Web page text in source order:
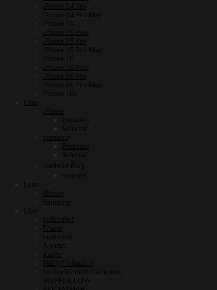
iPhone 14 Pro
iPhone 14 Pro Max
iPhone 15
iPhone 15 Plus
iPhone 15 Pro
iPhone 15 Pro Max
iPhone 16
iPhone 16 Plus
iPhone 16 Pro
iPhone 16 Pro Max
iPhone 16e
Film
iPhone
Premium
Selected
Samsung
Premium
Selected
Android อื่นๆ
Selected
Lens
iPhone
Samsung
Case
Polka Dot
Frame
mofusand
Noodmi
Kamo
Miffy Collection
SmileyWorld® Collection
BUFFOLLOW